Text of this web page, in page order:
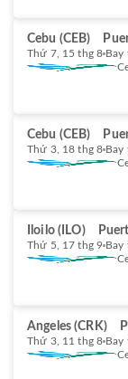
Cebu (CEB)
Thứ 7, 15 thg 8 Bay
Cebu (CEB)
Thứ 3, 18 thg 8 Bay
Iloilo (ILO)
Thứ 5, 17 thg 9 Bay
Angeles (CRK)
Thứ 3, 11 thg 8 Bay